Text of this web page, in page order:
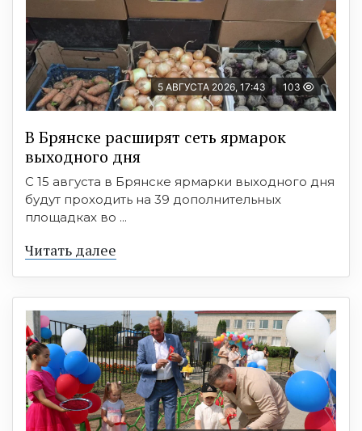
5 АВГУСТА 2026, 17:43 103
В Брянске расширят сеть ярмарок
выходного дня
С 15 августа в Брянске ярмарки выходного дня
будут проходить на 39 дополнительных
площадках во ...
Читать далее